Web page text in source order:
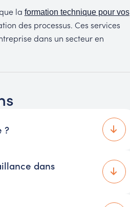
la formation technique pour vos
des processus. Ces services
dans un secteur en
?
dans